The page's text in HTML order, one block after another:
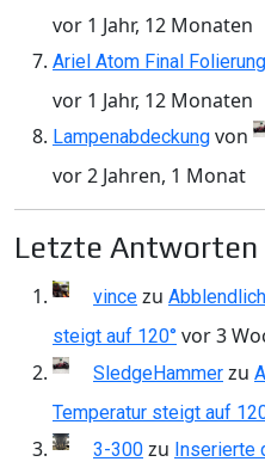
vor 1 Jahr, 12 Monaten
Ariel Atom Final Folierung
vor 1 Jahr, 12 Monaten
Lampenabdeckung von
vor 2 Jahren, 1 Monat
Letzte Antworten
vince zu
steigt auf 120° vor 3
SledgeHammer zu
Temperatur steigt auf
3-300 zu Inserierte